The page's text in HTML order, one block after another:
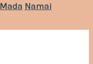
Mada Namai